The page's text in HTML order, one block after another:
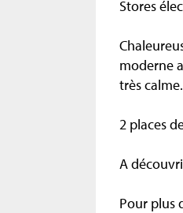
Stores
moderne
très calme.
2 places
A
Pour plus